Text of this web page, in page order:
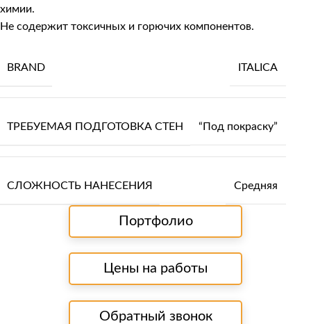
химии.
Не содержит токсичных и горючих компонентов.
BRAND ITALICA
ТРЕБУЕМАЯ ПОДГОТОВКА СТЕН “Под покраску”
СЛОЖНОСТЬ НАНЕСЕНИЯ Средняя
Портфолио
Цены на работы
Обратный звонок